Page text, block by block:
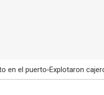
en el puerto Explotaron